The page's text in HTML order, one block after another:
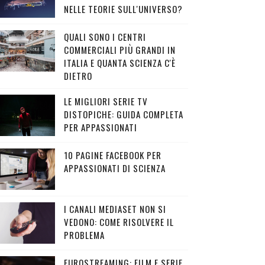
NELLE TEORIE SULL'UNIVERSO?
QUALI SONO I CENTRI
COMMERCIALI PIÙ GRANDI IN
ITALIA E QUANTA SCIENZA C'È
DIETRO
LE MIGLIORI SERIE TV
DISTOPICHE: GUIDA COMPLETA
PER APPASSIONATI
10 PAGINE FACEBOOK PER
APPASSIONATI DI SCIENZA
I CANALI MEDIASET NON SI
VEDONO: COME RISOLVERE IL
PROBLEMA